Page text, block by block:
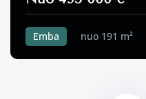
Emba nuo 191 m²